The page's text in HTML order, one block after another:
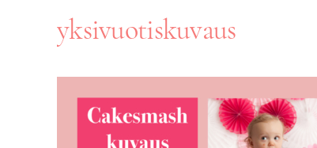
yksivuotiskuvaus